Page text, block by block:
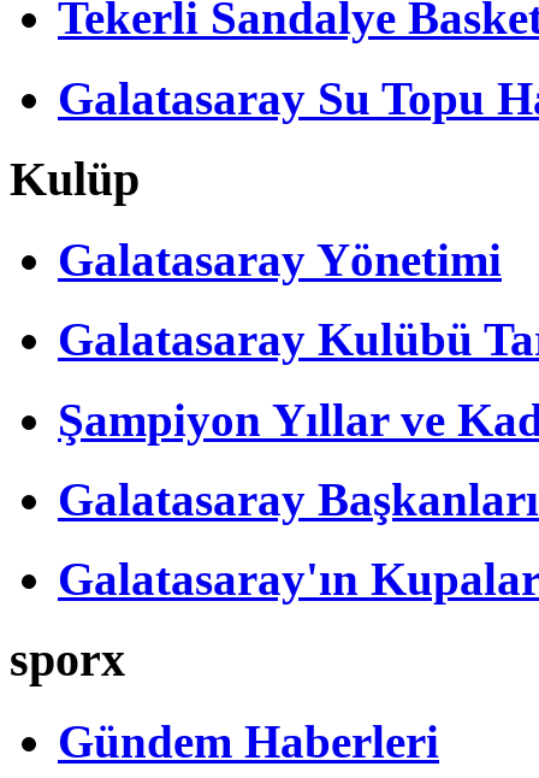
Tekerli Sandalye
Galatasaray Su Topu
Kulüp
Galatasaray Yönetimi
Galatasaray Kulübü
Şampiyon Yıllar ve
Galatasaray Başkanları
Galatasaray'ın
sporx
Gündem Haberleri